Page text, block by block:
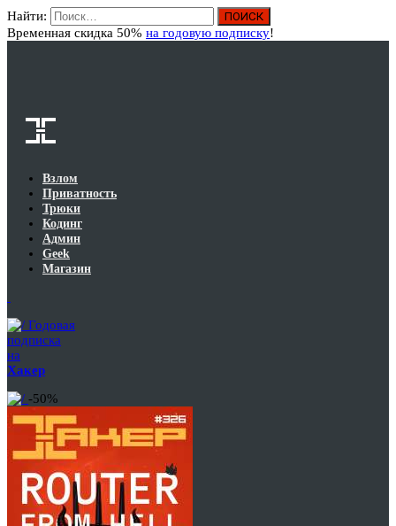
Найти:
Временная скидка 50% на годовую подписку!
Взлом
Приватность
Трюки
Кодинг
Админ
Geek
Магазин
Годовая
подписка
на
Хакер
-50%